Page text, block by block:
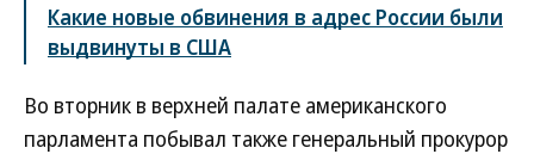
Какие новые обвинения в адрес России были
выдвинуты в США
Во вторник в верхней палате американского
парламента побывал также генеральный прокурор